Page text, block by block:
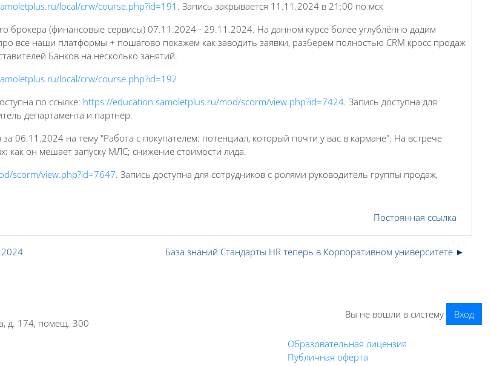
local/crw/course.php?id=191 . Запись закрывается 11.11.2024 в 21:00 по мск
брокера (финансовые сервисы) 07.11.2024 - 29.11.2024. На данном курсе более углублённо дадим
все наши платформы + пошагово покажем как заводить заявки, разберем полностью CRM кросс продаж
Банков на несколько занятий.
local/crw/course.php?id=192
по ссылке: https://education.samoletplus.ru/mod/scorm/view.php?id=7424. Запись доступна для
департамента и партнер.
06.11.2024 на тему "Работа с покупателем: потенциал, который почти у вас в кармане". На встрече
как он мешает запуску МЛС; снижение стоимости лида.
scorm/view.php?id=7647. Запись доступна для сотрудников с ролями руководитель группы продаж,
Постоянная ссылка
База знаний Стандарты HR теперь в Корпоративном университете ►
д. 174, помещ. 300
Вы не вошли в систему Вход
Образовательная лицензия
Публичная оферта